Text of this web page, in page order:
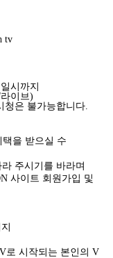
tv
시까지
라이브)
청은 불가능합니다
을 받으실 수
주시기를 바라며
사이트 회원가입 및
V로 시작되는 본인의 V